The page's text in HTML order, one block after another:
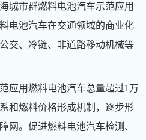
城市群燃料电池汽车示范应用
电池汽车在交通领域的商业化
交、冷链、非道路移动机械等
应用燃料电池汽车总量超过1万
和燃料价格形成机制，逐步形
网。促进燃料电池汽车检测、